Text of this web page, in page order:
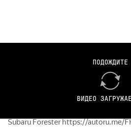
ПОДОЖДИТЕ
ВИДЕО
https://youtu.be/EiumVo19jSw –
интерьер и оснащение Subaru
https://youtu.be/0rkk4Q6yCqY –
практичность Subaru Forester
Subaru Forester https://autoru.me/